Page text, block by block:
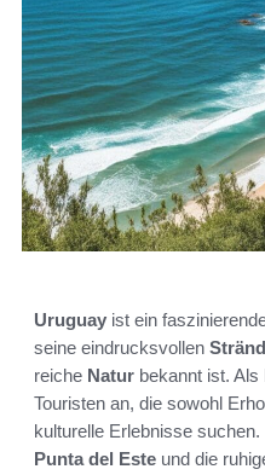
Uruguay ist ein
seine eindrucksvollen
reiche Natur bekannt ist.
Touristen an, die sowohl
kulturelle Erlebnisse suchen.
Punta del Este und die